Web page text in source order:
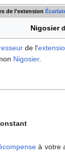
de l'extension
Nigosier
de l'
Nigosier.
à votre